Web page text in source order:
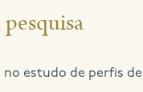
no estudo de perfis